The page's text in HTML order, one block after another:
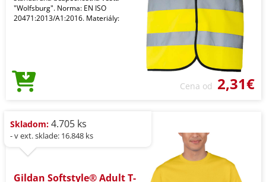
"Wolfsburg". Norma: EN ISO
20471:2013/A1:2016. Materiály:
Cena od 2,31€
Skladom: 4.705 ks
- v ext. sklade: 16.848 ks
Gildan Softstyle® Adult T-